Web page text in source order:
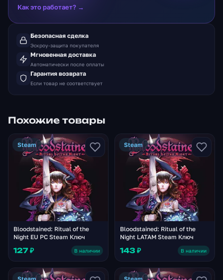
Как это работает? →
Безопасная сделка
Эскроу-защита покупателя
Мгновенная доставка
Автоматически после оплаты
Гарантия возврата
Если товар не соответствует
Похожие товары
Steam
Bloodstained: Ritual of the
Night EU PC Steam Ключ
127 ₽ В наличии
Steam
Bloodstained: Ritual of the
Night LATAM Steam Ключ
143 ₽ В наличии